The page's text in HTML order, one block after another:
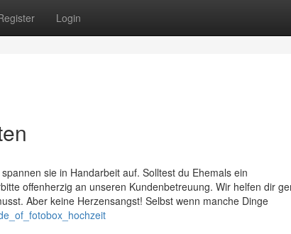
Login
sie in Handarbeit auf. Solltest du Ehemals ein
offenherzig an unseren Kundenbetreuung. Wir helfen dir
Aber keine Herzensangst! Selbst wenn manche Dinge